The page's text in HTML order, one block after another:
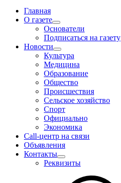
Главная
О газете
Основатели
Подписаться на газету
Новости
Культура
Медицина
Образование
Общество
Происшествия
Сельское хозяйство
Спорт
Официально
Экономика
Call-центр на связи
Объявления
Контакты
Реквизиты